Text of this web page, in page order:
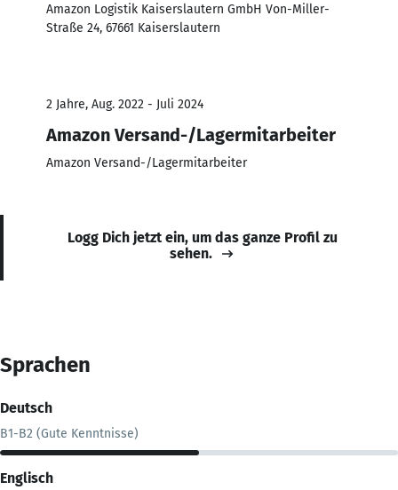
Amazon Logistik Kaiserslautern GmbH Von-Miller-
Straße 24, 67661 Kaiserslautern
2 Jahre, Aug. 2022 - Juli 2024
Amazon Versand-/Lagermitarbeiter
Amazon Versand-/Lagermitarbeiter
Logg Dich jetzt ein, um das ganze Profil zu
sehen.
Sprachen
Deutsch
B1-B2 (Gute Kenntnisse)
Englisch